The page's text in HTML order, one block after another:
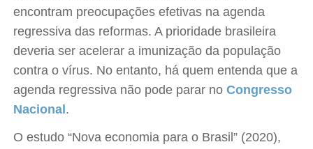
encontram preocupações efetivas na agenda
regressiva das reformas. A prioridade brasileira
deveria ser acelerar a imunização da população
contra o vírus. No entanto, há quem entenda que a
agenda regressiva não pode parar noCongresso
Nacional .
O estudo “Nova economia para o Brasil” (2020),